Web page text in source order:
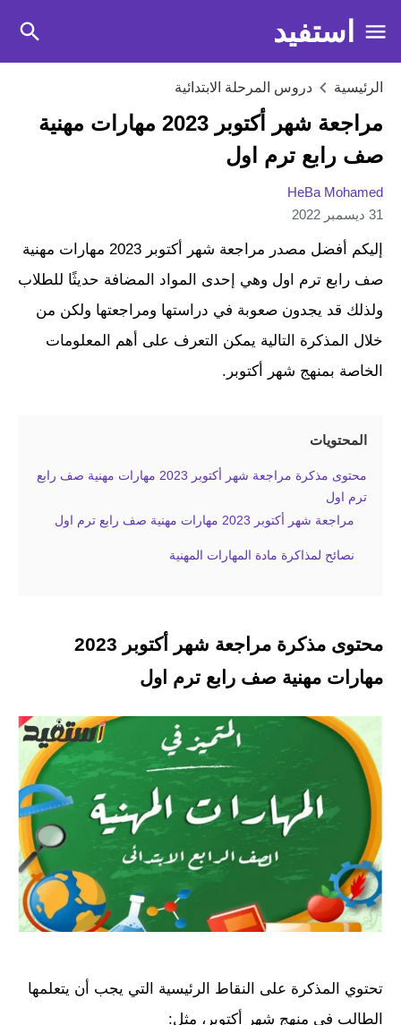
استفيد
الرئيسية دروس المرحلة الابتدائية
مراجعة شهر أكتوبر 2023 مهارات مهنية
صف رابع ترم اول
HeBa Mohamed
31 ديسمبر 2022
إليكم أفضل مصدر مراجعة شهر أكتوبر 2023 مهارات مهنية
صف رابع ترم اول وهي إحدى المواد المضافة حديثًا للطلاب
ولذلك قد يجدون صعوبة في دراستها ومراجعتها ولكن من
خلال المذكرة التالية يمكن التعرف على أهم المعلومات
الخاصة بمنهج شهر أكتوبر.
المحتويات
محتوى مذكرة مراجعة شهر أكتوبر 2023 مهارات مهنية صف رابع
ترم اول
مراجعة شهر أكتوبر 2023 مهارات مهنية صف رابع ترم اول
نصائح لمذاكرة مادة المهارات المهنية
محتوى مذكرة مراجعة شهر أكتوبر 2023
مهارات مهنية صف رابع ترم اول
تحتوي المذكرة على النقاط الرئيسية التي يجب أن يتعلمها
الطالب في منهج شهر أكتوبر، مثل: